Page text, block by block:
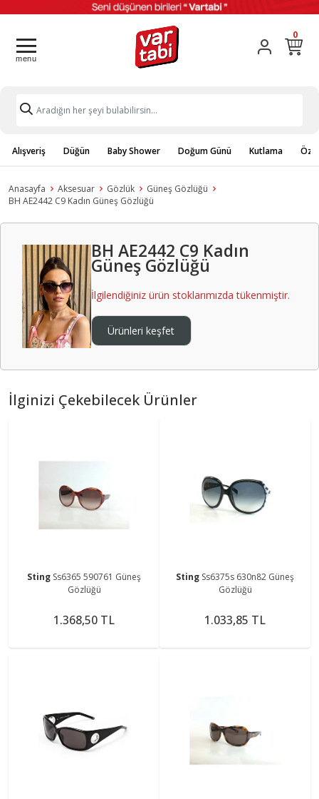
0
Alışveriş Düğün Baby Shower Doğum Günü Kutlama
Anasayfa Aksesuar Gözlük
Güneş Gözlüğü
BH AE2442 C9 Kadın Güneş Gözlüğü
BH AE2442 C9 Kadın
Güneş Gözlüğü
İlgilendiğiniz ürün stoklarımızda tükenmiştir.
Ürünleri keşfet
İlginizi Çekebilecek Ürünler
Sting Ss6365 590761 Güneş
Gözlüğü
1.368,50 TL
Sting Ss6375s 630n82 Güneş
Gözlüğü
1.033,85 TL